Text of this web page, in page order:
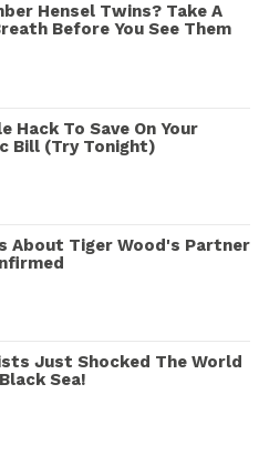
Hensel Twins? Take A
Before You See Them
Hack To Save On Your
Bill (Try Tonight)
About Tiger Wood's Partner
Just Shocked The World
Sea!